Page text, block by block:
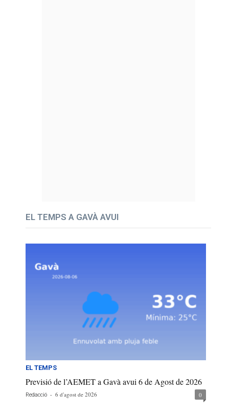
EL TEMPS A GAVÀ AVUI
EL TEMPS
Previsió de l’AEMET a Gavà avui 6 de Agost de 2026
Redacció - 6 d'agost de 2026 0